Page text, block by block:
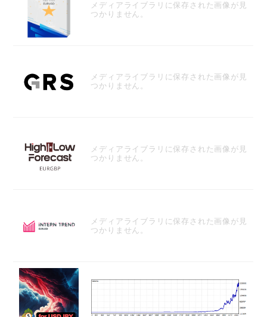
メディアライブラリに保存された画像が見
つかりません。
メディアライブラリに保存された画像が見
つかりません。
メディアライブラリに保存された画像が見
つかりません。
メディアライブラリに保存された画像が見
つかりません。